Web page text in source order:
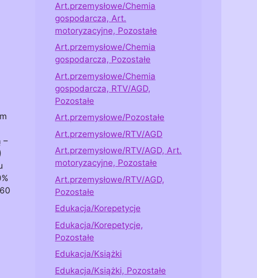
–
Art.przemysłowe/Chemia
gospodarcza, Art.
motoryzacyjne, Pozostałe
Art.przemysłowe/Chemia
gospodarcza, Pozostałe
Art.przemysłowe/Chemia
gospodarcza, RTV/AGD,
Pozostałe
Art.przemysłowe/Pozostałe
Art.przemysłowe/RTV/AGD
Art.przemysłowe/RTV/AGD, Art.
motoryzacyjne, Pozostałe
Art.przemysłowe/RTV/AGD,
Pozostałe
Edukacja/Korepetycje
Edukacja/Korepetycje,
Pozostałe
Edukacja/Książki
Edukacja/Książki, Pozostałe